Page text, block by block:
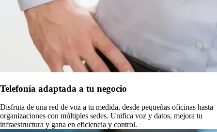
Telefonía adaptada a tu negocio
Disfruta de una red de voz a tu medida, desde pequeñas oficinas hasta
organizaciones con múltiples sedes. Unifica voz y datos, mejora tu
infraestructura y gana en eficiencia y control.